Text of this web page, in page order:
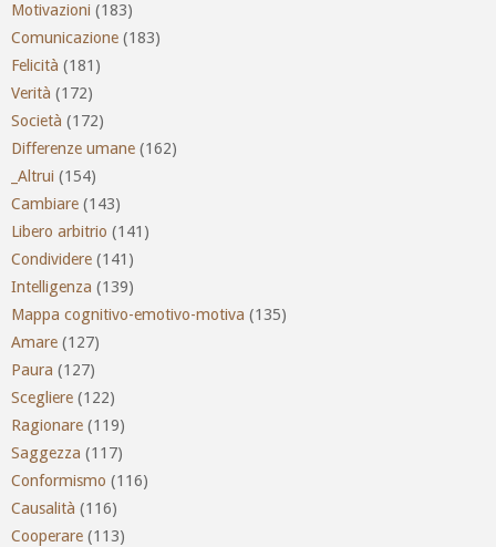
Motivazioni (183)
Comunicazione (183)
Felicità (181)
Verità (172)
Società (172)
Differenze umane (162)
_Altrui (154)
Cambiare (143)
Libero arbitrio (141)
Condividere (141)
Intelligenza (139)
Mappa cognitivo-emotivo-motiva (135)
Amare (127)
Paura (127)
Scegliere (122)
Ragionare (119)
Saggezza (117)
Conformismo (116)
Causalità (116)
Cooperare (113)